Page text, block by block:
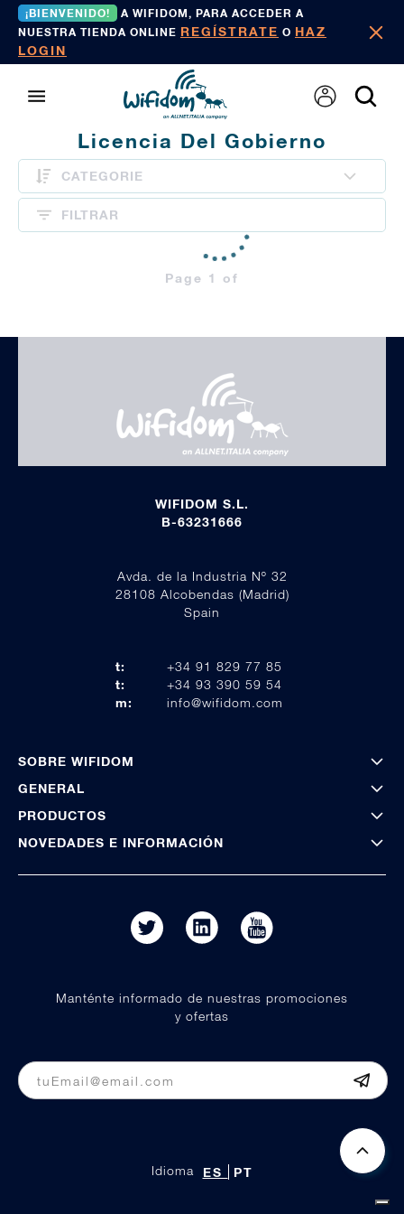
¡BIENVENIDO!
A WIFIDOM, PARA ACCEDER A
NUESTRA TIENDA ONLINE REGÍSTRATE O HAZ
LOGIN
Licencia Del Gobierno
CATEGORIE
FILTRAR
Page 1 of
WIFIDOM S.L.
B-63231666
Avda. de la Industria Nº 32
28108 Alcobendas (Madrid)
Spain
t:
+34 91 829 77 85
t:
+34 93 390 59 54
m:
info@wifidom.com
SOBRE WIFIDOM
GENERAL
PRODUCTOS
NOVEDADES E INFORMACIÓN
Idioma ES PT
Manténte informado de nuestras promociones
y ofertas